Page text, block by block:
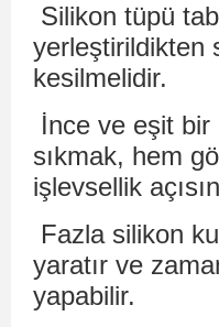
Silikon tüpü
yerleştirildikten
kesilmelidir.
İnce ve eşit bir
sıkmak, hem
işlevsellik
Fazla silikon
yaratır ve
yapabilir.